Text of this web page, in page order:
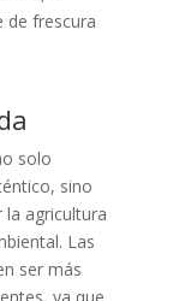
de frescura
solo
sino
agricultura
Las
ser más